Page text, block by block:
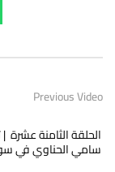
Previous Video
الحلقة الثامنة
سامي الحناوي في